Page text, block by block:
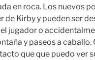
en roca. Los nuevos
de Kirby y pueden ser
jugador o
y paseos a
que que puedo ver